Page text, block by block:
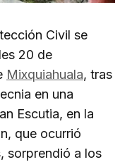
Civil se
20 de
Mixquiahuala, tras
en una
Escutia, en la
que ocurrió
sorprendió a los